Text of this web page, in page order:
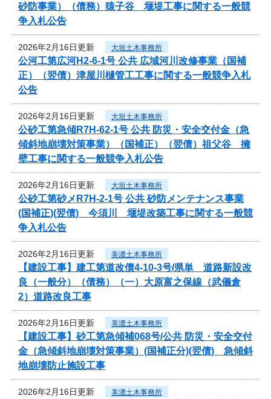
砂防事業）（債務）猿子谷 堰堤工事に関する一般競
争入札公告
2026年2月16日更新 大垣土木事務所
公河工第広河H2-6-1号 公共 広域河川改修事業（国補
正）（翌債）津屋川樋管工工事に関する一般競争入札
公告
2026年2月16日更新 大垣土木事務所
公砂工第急傾R7H-62-1号 公共 防災・安全交付金（急
傾斜地崩壊対策事業）（国補正）（翌債）祖父谷 擁
壁工事に関する一般競争入札公告
2026年2月16日更新 大垣土木事務所
公砂工第砂メR7H-2-1号 公共 砂防メンテナンス事業
(国補正)(翌債) 今須川 堰堤改築工事に関する一般競
争入札公告
2026年2月16日更新 美濃土木事務所
【建設工事】建工第道改債4-10-3号/県単 道路新設改
良（一般分）（債務）（一）大原富之保線（武儀倉
2）道路改良工事
2026年2月16日更新 美濃土木事務所
【建設工事】砂工第急傾補068号/公共 防災・安全交付
金（急傾斜地崩壊対策事業）(国補正分)(翌債) 急傾斜
地崩壊防止施設工事
2026年2月16日更新 美濃土木事務所